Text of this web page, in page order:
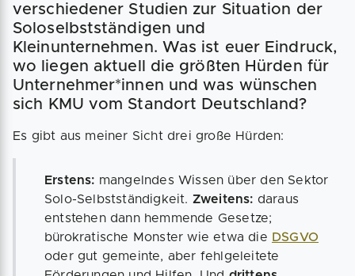
verschiedener Studien zur Situation der
Soloselbstständigen und
Kleinunternehmen. Was ist euer Eindruck,
wo liegen aktuell die größten Hürden für
Unternehmer*innen und was wünschen
sich KMU vom Standort Deutschland?
Es gibt aus meiner Sicht drei große Hürden:
Erstens: mangelndes Wissen über den Sektor
Solo-Selbstständigkeit. Zweitens: daraus
entstehen dann hemmende Gesetze;
bürokratische Monster wie etwa die DSGVO
oder gut gemeinte, aber fehlgeleitete